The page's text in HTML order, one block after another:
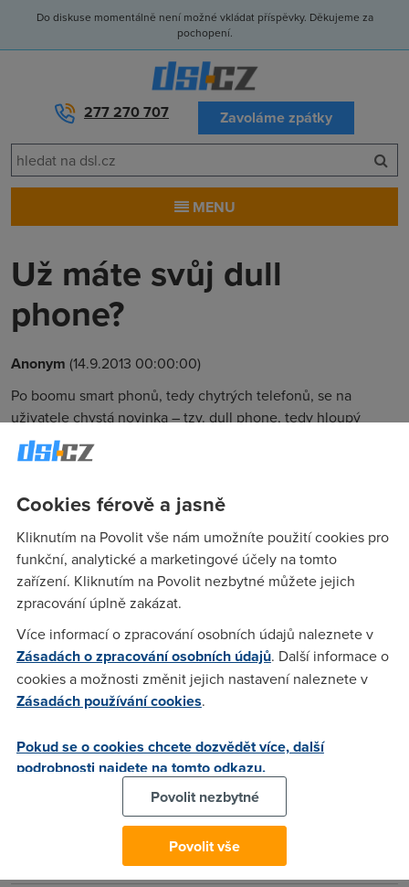
Do diskuse momentálně není možné vkládat příspěvky. Děkujeme za
pochopení.
277 270 707 Zavoláme zpátky
MENU
Už máte svůj dull
phone?
Anonym (14.9.2013 00:00:00)
Po boomu smart phonů, tedy chytrých telefonů, se na
uživatele chystá novinka – tzv. dull phone, tedy hloupý
telefon.
Fox(14.9.2013 03:33:23)
Upřímně, vím že je to o IT nevážně, ale já bych fakt ocenil
normální telefon. Něco většího, otvíracího s plnohodnotnou
qwerty klávesnicí a wifi. Ať to má klidně čtvrtkila, ale ať to
alespoň nemusí být každý den na nabíječce. Já se koukal na
nabídky smartfounů a je to všechno na jedno brdo. Nikde
žádný pořádný komunikátor ve stylu Nokia 9500 a na té mé
se nedávno urval pant.
100 % hlasuju pro!!!!!
(16.9.2013 21:41:28)
Cookies férově a jasně
Kliknutím na Povolit vše nám umožníte použití cookies pro
funkční, analytické a marketingové účely na tomto
zařízení. Kliknutím na Povolit nezbytné můžete jejich
zpracování úplně zakázat.
Více informací o zpracování osobních údajů naleznete v
Zásadách o zpracování osobních údajů. Další informace o
cookies a možnosti změnit jejich nastavení naleznete v
Zásadách používání cookies.
Pokud se o cookies chcete dozvědět více, další
podrobnosti najdete na tomto odkazu.
Povolit nezbytné
Povolit vše